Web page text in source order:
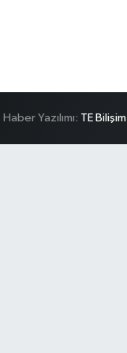
Haber Yazılımı: TE Bilişim